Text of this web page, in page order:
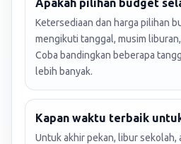
Apakah pilihan budget
Ketersediaan dan harga pilihan
mengikuti tanggal, musim
Coba bandingkan beberapa
lebih banyak.
Kapan waktu terbaik
Untuk akhir pekan, libur sekolah,